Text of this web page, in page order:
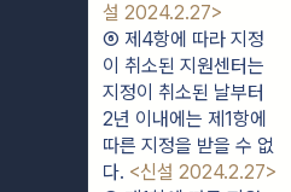
설 2024.2.27>
⑥ 제4항에 따라 지정
이 취소된 지원센터는
지정이 취소된 날부터
2년 이내에는 제1항에
따른 지정을 받을 수 없
다. <신설 2024.2.27>